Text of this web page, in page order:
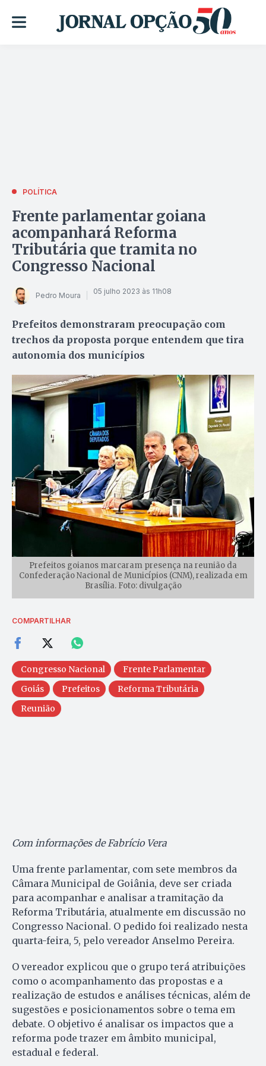
POLÍTICA
Frente parlamentar goiana
acompanhará Reforma
Tributária que tramita no
Congresso Nacional
Pedro Moura 05 julho 2023 às 11h08
Prefeitos demonstraram preocupação com
trechos da proposta porque entendem que tira
autonomia dos municípios
Prefeitos goianos marcaram presença na reunião da
Confederação Nacional de Municípios (CNM), realizada em
Brasília. Foto: divulgação
COMPARTILHAR
Congresso Nacional
Frente Parlamentar
Goiás
Prefeitos
Reforma Tributária
Reunião
Com informações de Fabrício Vera
Uma frente parlamentar, com sete membros da
Câmara Municipal de Goiânia, deve ser criada
para acompanhar e analisar a tramitação da
Reforma Tributária, atualmente em discussão no
Congresso Nacional. O pedido foi realizado nesta
quarta-feira, 5, pelo vereador Anselmo Pereira.
O vereador explicou que o grupo terá atribuições
como o acompanhamento das propostas e a
realização de estudos e análises técnicas, além de
sugestões e posicionamentos sobre o tema em
debate. O objetivo é analisar os impactos que a
reforma pode trazer em âmbito municipal,
estadual e federal.